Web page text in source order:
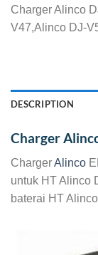
Charger Alinco
V47,Alinco DJ-
DESCRIPTION
Charger
ChargerAlinco
untuk HT Alinco
baterai HT Alinco